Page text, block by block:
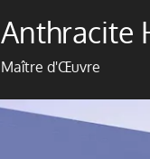
Anthracite
Maître d'Œuvre